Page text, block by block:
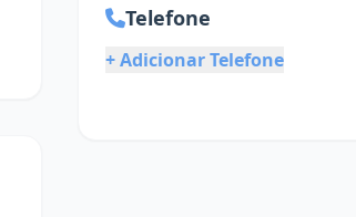
Telefone
+ Adicionar Telefone